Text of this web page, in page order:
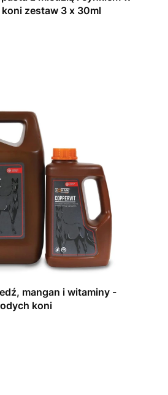
zestaw 3 x 30ml
mangan i witaminy -
koni